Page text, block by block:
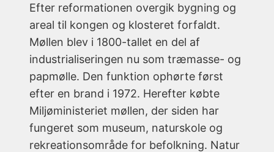
Efter reformationen overgik bygning og
areal til kongen og klosteret forfaldt.
Møllen blev i 1800-tallet en del af
industrialiseringen nu som træmasse- og
papmølle. Den funktion ophørte først
efter en brand i 1972. Herefter købte
Miljøministeriet møllen, der siden har
fungeret som museum, naturskole og
rekreationsområde for befolkning. Natur